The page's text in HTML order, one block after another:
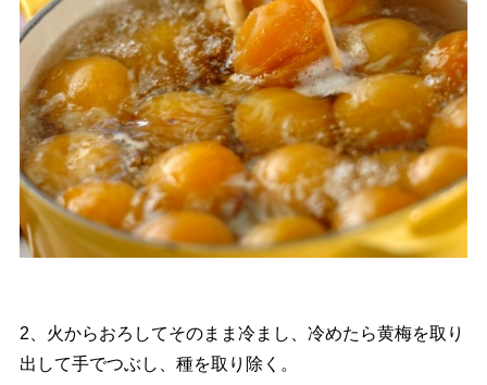
2、火からおろしてそのまま冷まし、冷めたら黄梅を取り
出して手でつぶし、種を取り除く。